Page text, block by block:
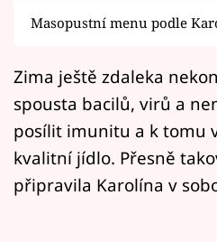
Filmový festival
Pořady
Mámy sobě
Přihlášení
Masopustní menu podle
Zima ještě zdaleka
spousta bacilů, virů a
posílit imunitu a k tomu
kvalitní jídlo. Přesně
připravila Karolína v